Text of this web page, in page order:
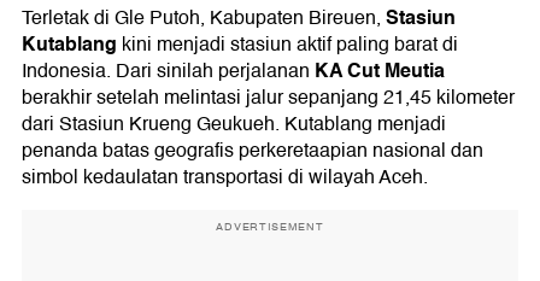
Terletak di Gle Putoh, Kabupaten Bireuen,Stasiun
Kutablang kini menjadi stasiun aktif paling barat di
Indonesia. Dari sinilah perjalanan KA Cut Meutia
berakhir setelah melintasi jalur sepanjang 21,45 kilometer
dari Stasiun Krueng Geukueh. Kutablang menjadi
penanda batas geografis perkeretaapian nasional dan
simbol kedaulatan transportasi di wilayah Aceh.
ADVERTISEMENT